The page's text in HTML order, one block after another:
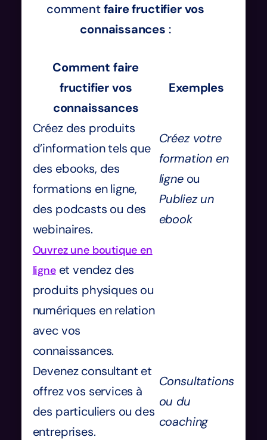
commentfaire fructifier vos
connaissances :
Comment faire
fructifier vos
connaissances
Exemples
Créez des produits
d’information tels que
des ebooks, des
formations en ligne,
des podcasts ou des
webinaires.
Créez votre
formation en
ligneou
Publiez un
ebook
Ouvrez une boutique en
ligneet vendez des
produits physiques ou
numériques en relation
avec vos
connaissances.
Devenez consultant et
offrez vos services à
des particuliers ou des
entreprises.
Consultations
ou du
coaching